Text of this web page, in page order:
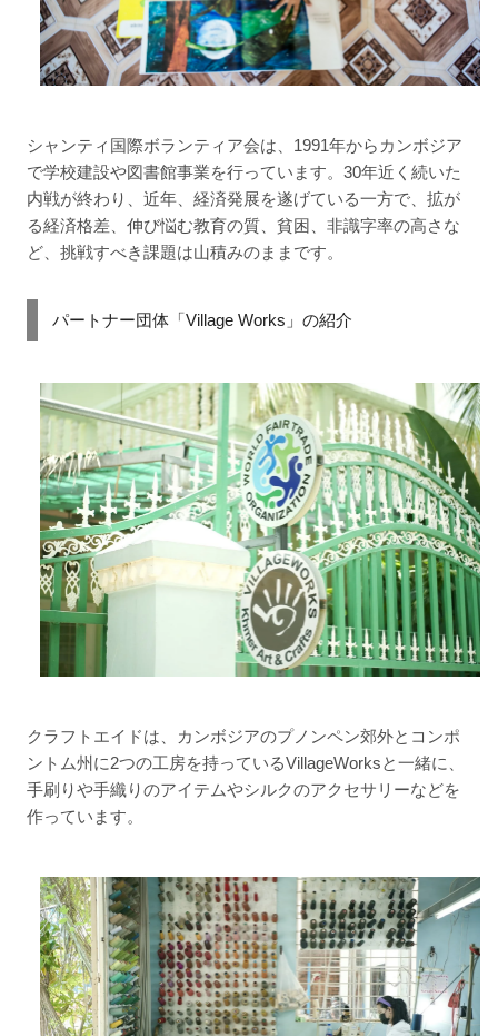
シャンティ国際ボランティア会は、1991年からカンボジア
で学校建設や図書館事業を行っています。30年近く続いた
内戦が終わり、近年、経済発展を遂げている一方で、拡が
る経済格差、伸び悩む教育の質、貧困、非識字率の高さな
ど、挑戦すべき課題は山積みのままです。
パートナー団体「Village Works」の紹介
クラフトエイドは、カンボジアのプノンペン郊外とコンポ
ントム州に2つの工房を持っているVillageWorksと一緒に、
手刷りや手織りのアイテムやシルクのアクセサリーなどを
作っています。